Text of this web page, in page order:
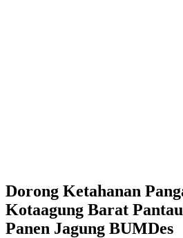
Dorong Ketahanan
Kotaagung Barat
Panen Jagung BUMDes